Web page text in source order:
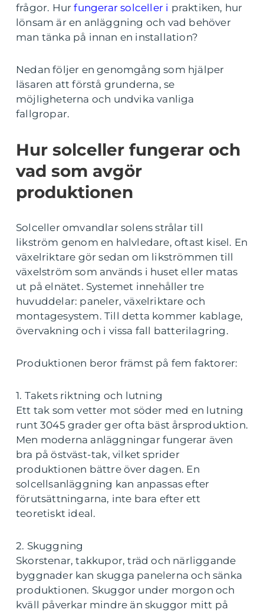
frågor. Hurfungerar solceller i praktiken, hur
lönsam är en anläggning och vad behöver
man tänka på innan en installation?
Nedan följer en genomgång som hjälper
läsaren att förstå grunderna, se
möjligheterna och undvika vanliga
fallgropar.
Hur solceller fungerar och
vad som avgör
produktionen
Solceller omvandlar solens strålar till
likström genom en halvledare, oftast kisel. En
växelriktare gör sedan om likströmmen till
växelström som används i huset eller matas
ut på elnätet. Systemet innehåller tre
huvuddelar: paneler, växelriktare och
montagesystem. Till detta kommer kablage,
övervakning och i vissa fall batterilagring.
Produktionen beror främst på fem faktorer:
1. Takets riktning och lutning
Ett tak som vetter mot söder med en lutning
runt 3045 grader ger ofta bäst årsproduktion.
Men moderna anläggningar fungerar även
bra på östväst-tak, vilket sprider
produktionen bättre över dagen. En
solcellsanläggning kan anpassas efter
förutsättningarna, inte bara efter ett
teoretiskt ideal.
2. Skuggning
Skorstenar, takkupor, träd och närliggande
byggnader kan skugga panelerna och sänka
produktionen. Skuggor under morgon och
kväll påverkar mindre än skuggor mitt på